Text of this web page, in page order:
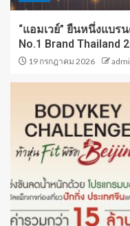
“แอมเวย์” ยืนหนึ่งแบร
No.1 Brand Thailand
19 กรกฎาคม 2026